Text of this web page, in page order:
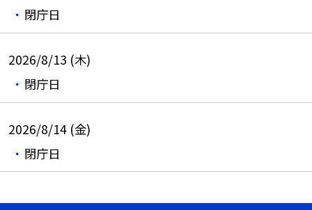
閉庁日
2026/8/13 (木)
閉庁日
2026/8/14 (金)
閉庁日